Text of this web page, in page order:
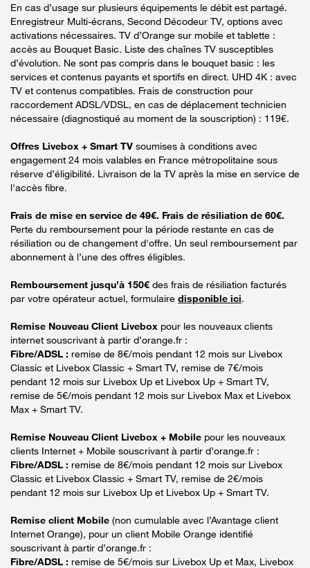
En cas d’usage sur plusieurs équipements le débit est partagé.
Enregistreur Multi-écrans, Second Décodeur TV, options avec
activations nécessaires. TV d’Orange sur mobile et tablette :
accès au Bouquet Basic. Liste des chaînes TV susceptibles
d’évolution. Ne sont pas compris dans le bouquet basic : les
services et contenus payants et sportifs en direct. UHD 4K : avec
TV et contenus compatibles. Frais de construction pour
raccordement ADSL/VDSL, en cas de déplacement technicien
nécessaire (diagnostiqué au moment de la souscription) : 119€.
Offres Livebox + Smart TV soumises à conditions avec
engagement 24 mois valables en France métropolitaine sous
réserve d’éligibilité. Livraison de la TV après la mise en service de
l'accès fibre.
Frais de mise en service de 49€. Frais de résiliation de 60€.
Perte du remboursement pour la période restante en cas de
résiliation ou de changement d'offre. Un seul remboursement par
abonnement à l’une des offres éligibles.
Remboursement jusqu’à 150€ des frais de résiliation facturés
par votre opérateur actuel, formulaire disponible ici.
Remise Nouveau Client Livebox pour les nouveaux clients
internet souscrivant à partir d’orange.fr :
Fibre/ADSL : remise de 8€/mois pendant 12 mois sur Livebox
Classic et Livebox Classic + Smart TV, remise de 7€/mois
pendant 12 mois sur Livebox Up et Livebox Up + Smart TV,
remise de 5€/mois pendant 12 mois sur Livebox Max et Livebox
Max + Smart TV.
Remise Nouveau Client Livebox + Mobile pour les nouveaux
clients Internet + Mobile souscrivant à partir d’orange.fr :
Fibre/ADSL : remise de 8€/mois pendant 12 mois sur Livebox
Classic et Livebox Classic + Smart TV, remise de 2€/mois
pendant 12 mois sur Livebox Up et Livebox Up + Smart TV.
Remise client Mobile (non cumulable avec l’Avantage client
Internet Orange), pour un client Mobile Orange identifié
souscrivant à partir d’orange.fr :
Fibre/ADSL : remise de 5€/mois sur Livebox Up et Max, Livebox